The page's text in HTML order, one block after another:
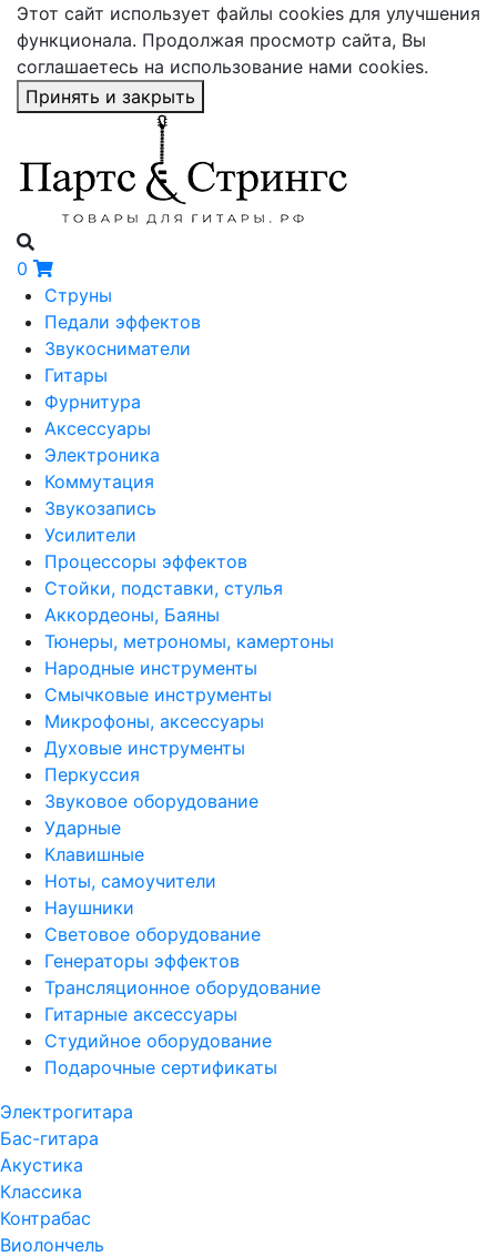
Этот сайт использует файлы cookies для улучшения
функционала. Продолжая просмотр сайта, Вы
соглашаетесь на использование нами cookies.
Принять и закрыть
0
Струны
Педали эффектов
Звукосниматели
Гитары
Фурнитура
Аксессуары
Электроника
Коммутация
Звукозапись
Усилители
Процессоры эффектов
Стойки, подставки, стулья
Аккордеоны, Баяны
Тюнеры, метрономы, камертоны
Народные инструменты
Смычковые инструменты
Микрофоны, аксессуары
Духовые инструменты
Перкуссия
Звуковое оборудование
Ударные
Клавишные
Ноты, самоучители
Наушники
Световое оборудование
Генераторы эффектов
Трансляционное оборудование
Гитарные аксессуары
Студийное оборудование
Подарочные сертификаты
Электрогитара
Бас-гитара
Акустика
Классика
Контрабас
Виолончель